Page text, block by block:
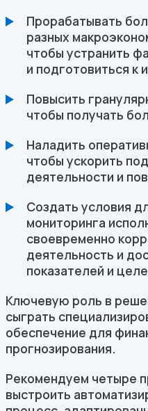
Прорабатывать
разных
чтобы устранить
и подготовиться к
Повысить
чтобы получать
Наладить
чтобы ускорить
деятельности и
Создать условия
мониторинга
своевременно
деятельность и
показателей и
Ключевую роль в
сыграть
обеспечение для
прогнозирования.
Рекомендуем четыре
выстроить